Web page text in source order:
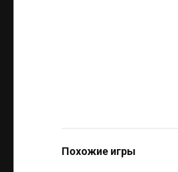
Похожие игры